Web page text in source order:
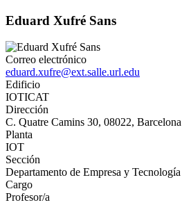
Eduard Xufré Sans
Correo electrónico
eduard.xufre@ext.salle.url.edu
Edificio
IOTICAT
Dirección
C. Quatre Camins 30, 08022, Barcelona
Planta
IOT
Sección
Departamento de Empresa y Tecnología
Cargo
Profesor/a